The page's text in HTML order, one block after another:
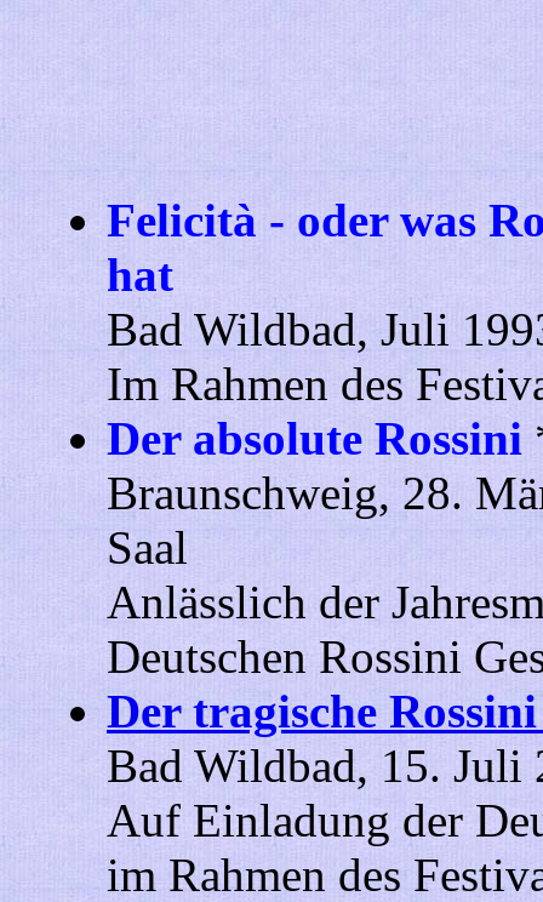
Felicità - oder was
hat
Bad Wildbad, Juli
Im Rahmen des
Der absolute Rossini
Braunschweig, 28.
Saal
Anlässlich der
Deutschen Rossini
Der tragische
Bad Wildbad, 15.
Auf Einladung der
im Rahmen des